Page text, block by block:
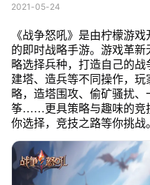
2021-05-24
《战争怒吼》是由柠檬游
的即时战略手游。游戏革
略选择兵种，打造自己的战
建塔、造兵等不同操作，
略，造塔围攻、偷矿骚扰
筝……更具策略与趣味的竞
你选择，竞技之路等你挑战